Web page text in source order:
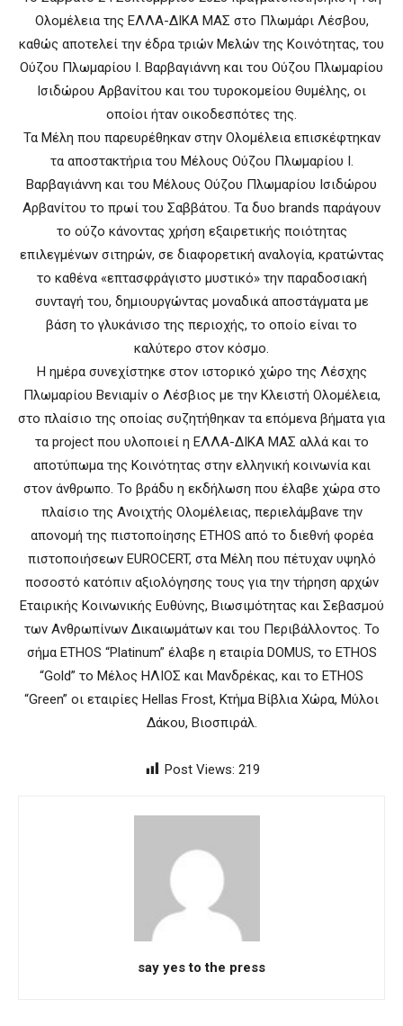
Ολομέλεια της ΕΛΛΑ-ΔΙΚΑ ΜΑΣ στο Πλωμάρι Λέσβου,
καθώς αποτελεί την έδρα τριών Μελών της Κοινότητας, του
Ούζου Πλωμαρίου Ι. Βαρβαγιάννη και του Ούζου Πλωμαρίου
Ισιδώρου Αρβανίτου και του τυροκομείου Θυμέλης, οι
οποίοι ήταν οικοδεσπότες της.
Τα Μέλη που παρευρέθηκαν στην Ολομέλεια επισκέφτηκαν
τα αποστακτήρια του Μέλους Ούζου Πλωμαρίου Ι.
Βαρβαγιάννη και του Μέλους Ούζου Πλωμαρίου Ισιδώρου
Αρβανίτου το πρωί του Σαββάτου. Τα δυο brands παράγουν
το ούζο κάνοντας χρήση εξαιρετικής ποιότητας
επιλεγμένων σιτηρών, σε διαφορετική αναλογία, κρατώντας
το καθένα «επτασφράγιστο μυστικό» την παραδοσιακή
συνταγή του, δημιουργώντας μοναδικά αποστάγματα με
βάση το γλυκάνισο της περιοχής, το οποίο είναι το
καλύτερο στον κόσμο.
Η ημέρα συνεχίστηκε στον ιστορικό χώρο της Λέσχης
Πλωμαρίου Βενιαμίν ο Λέσβιος με την Κλειστή Ολομέλεια,
στο πλαίσιο της οποίας συζητήθηκαν τα επόμενα βήματα για
τα project που υλοποιεί η ΕΛΛΑ-ΔΙΚΑ ΜΑΣ αλλά και το
αποτύπωμα της Κοινότητας στην ελληνική κοινωνία και
στον άνθρωπο. Το βράδυ η εκδήλωση που έλαβε χώρα στο
πλαίσιο της Ανοιχτής Ολομέλειας, περιελάμβανε την
απονομή της πιστοποίησης ETHOS από το διεθνή φορέα
πιστοποιήσεων EUROCERT, στα Μέλη που πέτυχαν υψηλό
ποσοστό κατόπιν αξιολόγησης τους για την τήρηση αρχών
Εταιρικής Κοινωνικής Ευθύνης, Βιωσιμότητας και Σεβασμού
των Ανθρωπίνων Δικαιωμάτων και του Περιβάλλοντος. Το
σήμα ETHOS “Platinum” έλαβε η εταιρία DOMUS, το ETHOS
“Gold” το Μέλος ΗΛΙΟΣ και Μανδρέκας, και το ETHOS
“Green” οι εταιρίες Hellas Frost, Κτήμα Βίβλια Χώρα, Μύλοι
Δάκου, Βιοσπιράλ.
Post Views: 219
say yes to the press